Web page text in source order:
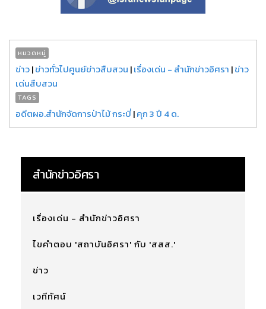
หมวดหมู่
ข่าว|ข่าวทั่วไปศูนย์ข่าวสืบสวน |เรื่องเด่น - สำนักข่าวอิศรา |ข่าว
เด่นสืบสวน
TAGS
อดีตผอ.สำนักจัดการป่าไม้ กระบี่|คุก 3 ปี 4 ด.
สำนักข่าวอิศรา
เรื่องเด่น - สำนักข่าวอิศรา
ไขคำตอบ 'สถาบันอิศรา' กับ 'สสส.'
ข่าว
เวทีทัศน์